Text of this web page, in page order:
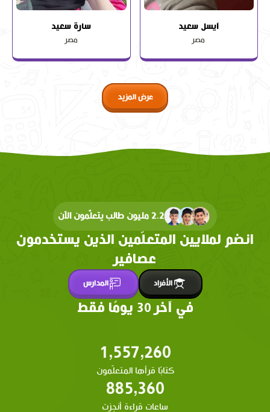
آيسل سعيد
مصر
سارة سعيد
مصر
عرض المزيد
2.2 مليون طالب يتعلّمون الآن
انضم لملايين المتعلّمين الذين يستخدمون
عصافير
الأفراد المدارس
في آخر 30 يومًا فقط
1,557,260
كتابًا قرأها المتعلّمون
885,360
ساعات قراءة أنجزت